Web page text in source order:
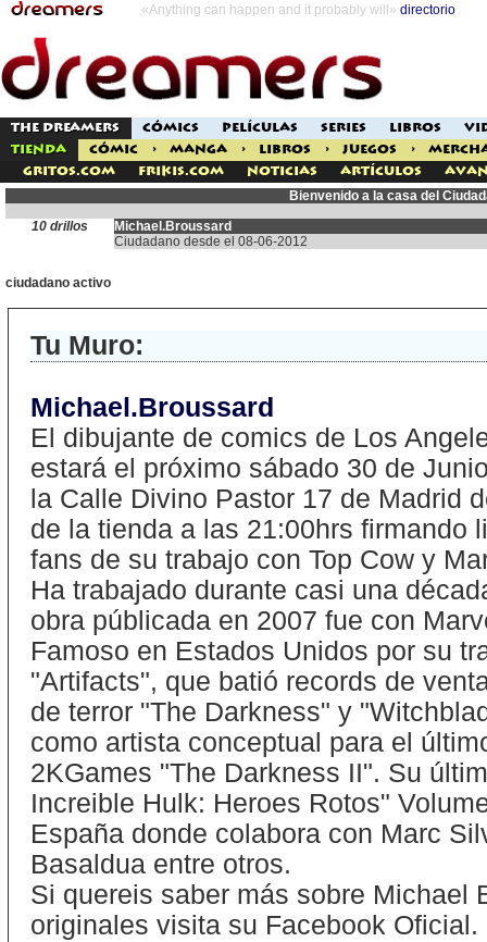
«Anything can happen and it probably will» directorio
THE DREAMERS CÓMICS PELÍCULAS SERIES LIBROS
TIENDA
CÓMIC > MANGA > LIBROS > JUEGOS >
Gritos.com
Frikis.com Noticias Artículos
Bienvenido a la casa del
10 drillos
Michael.Broussard
Ciudadano desde el 08-06-2012
ciudadano activo
Tu Muro:
Michael.Broussard
El dibujante de comics de Los
estará el próximo sábado 30 de
la Calle Divino Pastor 17 de Madrid
de la tienda a las 21:00hrs firmando
fans de su trabajo con Top Cow y
Ha trabajado durante casi una
obra públicada en 2007 fue con
Famoso en Estados Unidos por su
"Artifacts", que batió records de
de terror "The Darkness" y
como artista conceptual para el
2KGames "The Darkness II". Su
Increible Hulk: Heroes Rotos"
España donde colabora con Marc
Basaldua entre otros.
Si quereis saber más sobre Michael
originales visita su Facebook Oficial.